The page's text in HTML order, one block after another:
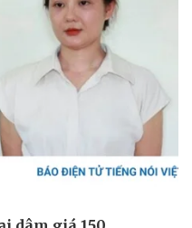
Ô tô - Xe máy
Ô tô
Xe máy